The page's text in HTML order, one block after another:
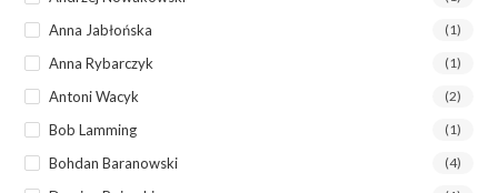
Anna Jabłońska (1)
Anna Rybarczyk (1)
Antoni Wacyk (2)
Bob Lamming (1)
Bohdan Baranowski (4)